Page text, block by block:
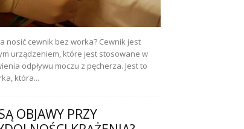
nosić cewnik bez worka? Cewnik jest
urządzeniem, które jest stosowane w
odpływu moczu z pęcherza. Jest to
która...
OBJAWY PRZY